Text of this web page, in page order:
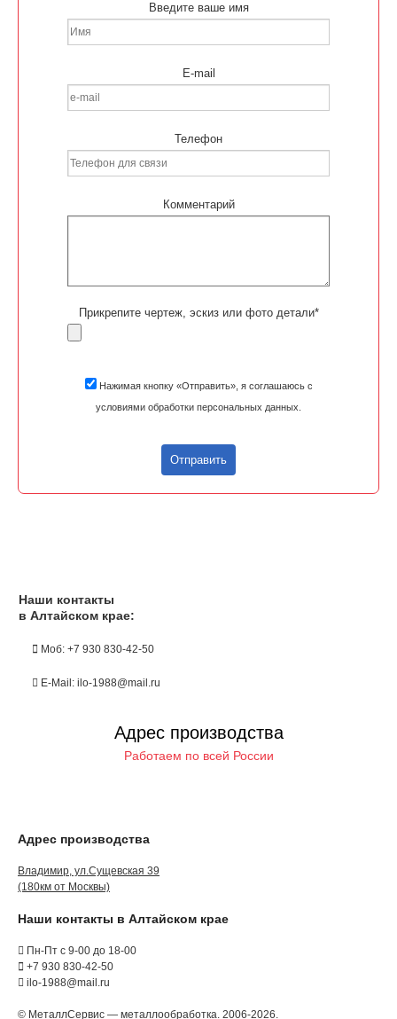
Введите ваше имя
E-mail
Телефон
Комментарий
Прикрепите чертеж, эскиз или фото детали*
Нажимая кнопку «Отправить», я соглашаюсь с
условиями обработки персональных данных.
Отправить
Наши контакты
в Алтайском крае:
Моб: +7 930 830-42-50
E-Mail: ilo-1988@mail.ru
Адрес производства
Работаем по всей России
Адрес производства
Владимир, ул.Сущевская 39
(180км от Москвы)
Наши контакты в Алтайском крае
Пн-Пт с 9-00 до 18-00
+7 930 830-42-50
ilo-1988@mail.ru
© МеталлСервис — металлообработка. 2006-2026.